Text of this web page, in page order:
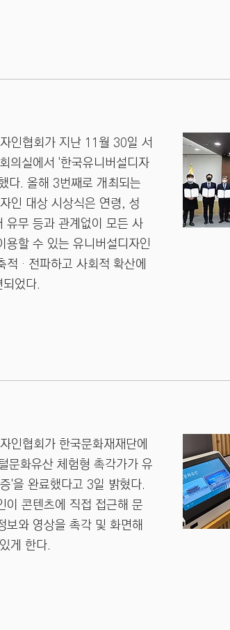
인협회가 지난 11월 30일 서
의실에서 '한국유니버설디자
다. 올해 3번째로 개최되는
인 대상 시상식은 연령, 성
유무 등과 관계없이 모든 사
용할 수 있는 유니버설디자인
적 · 전파하고 사회적 확산에
었다.
인협회가 한국문화재재단에
문화유산 체험형 촉각가가 유
'을 완료했다고 3일 밝혔다.
이 콘텐츠에 직접 접근해 문
보와 영상을 촉각 및 화면해
게 한다.